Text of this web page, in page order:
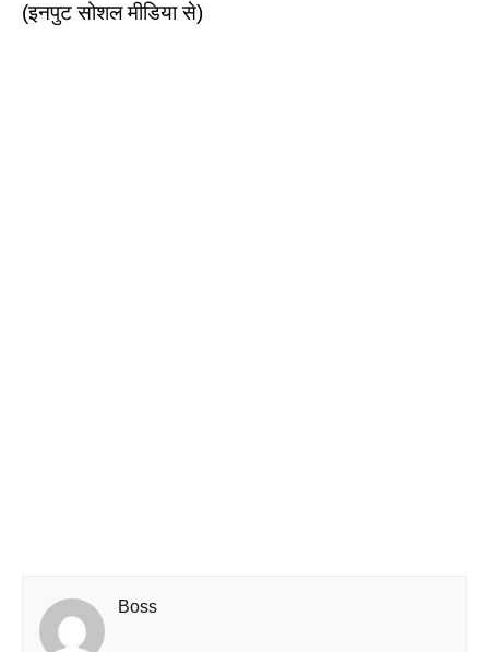
(इनपुट सोशल मीडिया से)
Boss